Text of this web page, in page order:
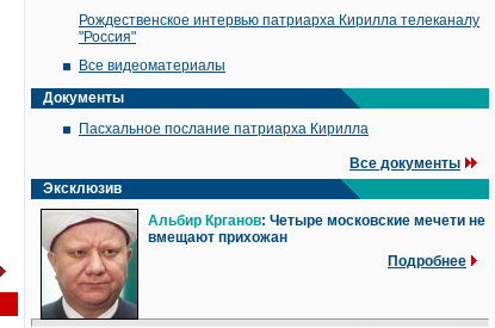
Рождественское интервью патриарха Кирилла телеканалу
"Россия"
Все видеоматериалы
Документы
Пасхальное послание патриарха Кирилла
Все документы
Эксклюзив
Альбир Крганов: Четыре московские мечети не
вмещают прихожан
Подробнее